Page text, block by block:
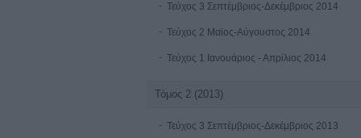
Τεύχος 3 Σεπτέμβριος-Δεκέμβριος 2014
Τεύχος 2 Μαϊος-Αύγουστος 2014
Τεύχος 1 Ιανουάριος - Απρίλιος 2014
Τόμος 2 (2013)
Τεύχος 3 Σεπτέμβριος-Δεκέμβριος 2013